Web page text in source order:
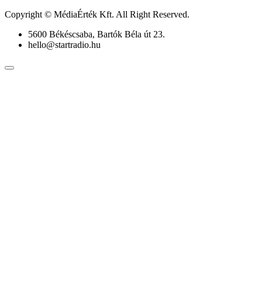
Copyright © MédiaÉrték Kft. All Right Reserved.
5600 Békéscsaba, Bartók Béla út 23.
hello@startradio.hu